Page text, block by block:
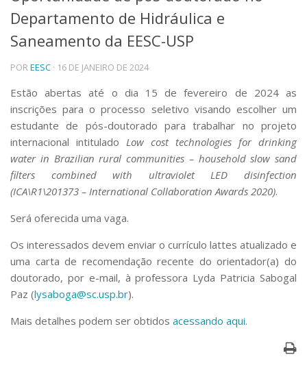
Telefones e Mapas
Pessoas
Ensino
Graduação
Educação a distância
Cursos de Extensão
Pesquisa e Inovação
Linhas de Pesquisa
Centros, Núcleos e Projetos em Rede
Pós-doutorado
Iniciação Científica
Empresas Juniores
Extensão à Comunidade
Projetos, Programas e Cursos
Artes, Cultura e Esportes
Museus e Espaços Interativos
Departamento de Hidráulica e
Saneamento da EESC-USP
POREESC · 16 DE JANEIRO DE 2024
Estão abertas até o dia 15 de fevereiro de 2024 as
inscrições para o processo seletivo visando escolher um
estudante de pós-doutorado para trabalhar no projeto
internacional intitulado Low cost technologies for drinking
water in Brazilian rural communities – household slow sand
filters combined with ultraviolet LED disinfection
(ICA\R1\201373 – International Collaboration Awards 2020).
Será oferecida uma vaga.
Os interessados devem enviar o currículo lattes atualizado e
uma carta de recomendação recente do orientador(a) do
doutorado, por e-mail, à professora Lyda Patricia Sabogal
Paz (lysaboga@sc.usp.br).
Mais detalhes podem ser obtidos acessando aqui.